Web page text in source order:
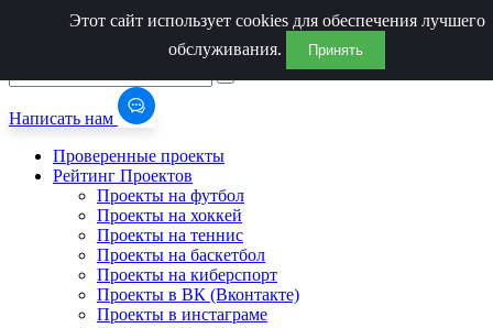
Написать нам
Проверенные проекты
Рейтинг Проектов
Проекты на футбол
Проекты на хоккей
Проекты на теннис
Проекты на баскетбол
Проекты на киберспорт
Проекты в ВК (Вконтакте)
Проекты в инстаграме
Этот сайт использует cookies для обеспечения лучшего
обслуживания.
Принять